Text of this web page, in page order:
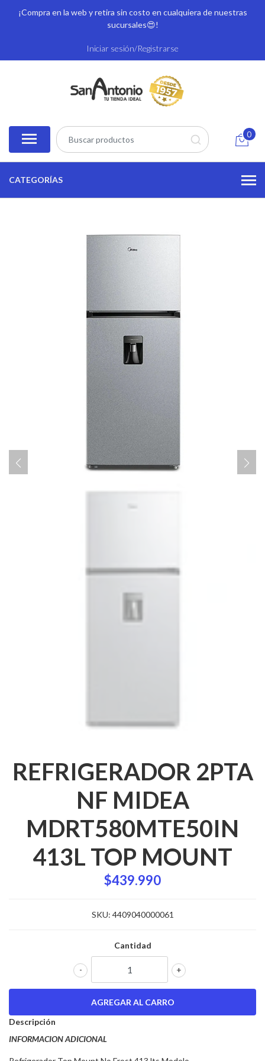
¡Compra en la web y retira sin costo en cualquiera de nuestras
sucursales😍!
Iniciar sesión/Registrarse
0
CATEGORÍAS
REFRIGERADOR 2PTA
NF MIDEA
MDRT580MTE50IN
413L TOP MOUNT
$439.990
SKU: 4409040000061
Cantidad
+
-
Descripción
INFORMACION ADICIONAL